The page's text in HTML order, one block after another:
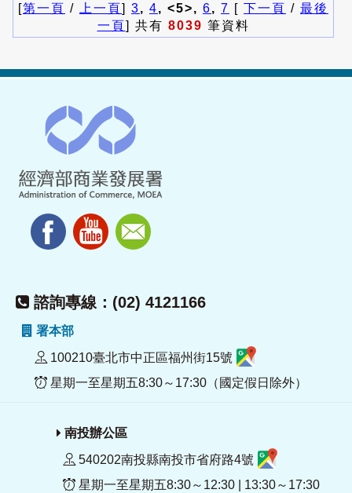
[第一頁 / 上一頁] 3, 4, <5>, 6, 7 [ 下一頁 / 最後
一頁] 共有 8039 筆資料
諮詢專線：(02) 4121166
署本部
100210臺北市中正區福州街15號
星期一至星期五8:30～17:30（國定假日除外）
南投辦公區
540202南投縣南投市省府路4號
星期一至星期五8:30～12:30 | 13:30～17:30